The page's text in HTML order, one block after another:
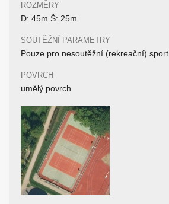
ROZMĚRY
D: 45m Š: 25m
SOUTĚŽNÍ PARAMETRY
Pouze pro nesoutěžní (rekreační) sport
POVRCH
umělý povrch